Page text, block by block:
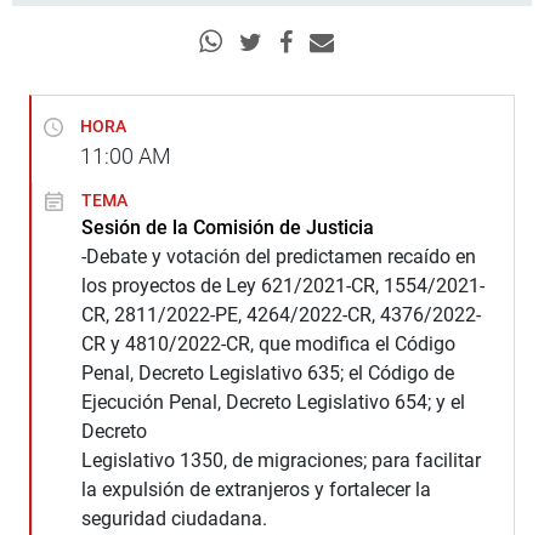
HORA
11:00 AM
TEMA
Sesión de la Comisión de Justicia
-Debate y votación del predictamen recaído en
los proyectos de Ley 621/2021-CR, 1554/2021-
CR, 2811/2022-PE, 4264/2022-CR, 4376/2022-
CR y 4810/2022-CR, que modifica el Código
Penal, Decreto Legislativo 635; el Código de
Ejecución Penal, Decreto Legislativo 654; y el
Decreto
Legislativo 1350, de migraciones; para facilitar
la expulsión de extranjeros y fortalecer la
seguridad ciudadana.